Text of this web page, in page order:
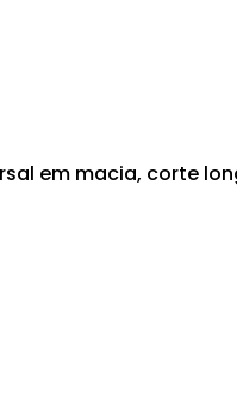
em macia, corte